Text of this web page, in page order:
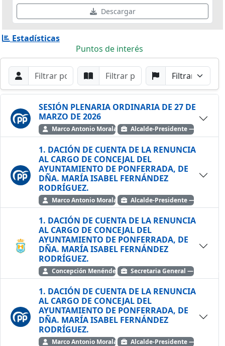
Descargar
Estadísticas
Puntos de interés
Filtros de búsqueda
Buscar por OradorBuscar por Punto Buscar por Partido
Buscar
SESIÓN PLENARIA ORDINARIA DE 27 DE
MARZO DE 2026
Marco Antonio Morala LópezAlcalde-Presidente — Partido
1. DACIÓN DE CUENTA DE LA RENUNCIA
AL CARGO DE CONCEJAL DEL
AYUNTAMIENTO DE PONFERRADA, DE
DÑA. MARÍA ISABEL FERNÁNDEZ
RODRÍGUEZ.
Marco Antonio Morala LópezAlcalde-Presidente — Partido
1. DACIÓN DE CUENTA DE LA RENUNCIA
AL CARGO DE CONCEJAL DEL
AYUNTAMIENTO DE PONFERRADA, DE
DÑA. MARÍA ISABEL FERNÁNDEZ
RODRÍGUEZ.
Concepción Menéndez FernándezSecretaria General — Ayto. de
1. DACIÓN DE CUENTA DE LA RENUNCIA
AL CARGO DE CONCEJAL DEL
AYUNTAMIENTO DE PONFERRADA, DE
DÑA. MARÍA ISABEL FERNÁNDEZ
RODRÍGUEZ.
Marco Antonio Morala LópezAlcalde-Presidente — Partido